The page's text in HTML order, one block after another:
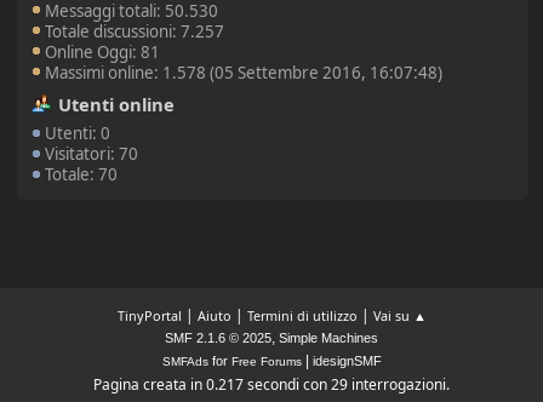
Messaggi totali: 50.530
Totale discussioni: 7.257
Online Oggi: 81
Massimi online: 1.578 (05 Settembre 2016, 16:07:48)
Utenti online
Utenti: 0
Visitatori: 70
Totale: 70
TinyPortal Aiuto Termini di utilizzo Vai su ▲
SMF 2.1.6 © 2025, Simple Machines
SMFAdsfor Free Forums| idesignSMF
Pagina creata in 0.217 secondi con 29 interrogazioni.